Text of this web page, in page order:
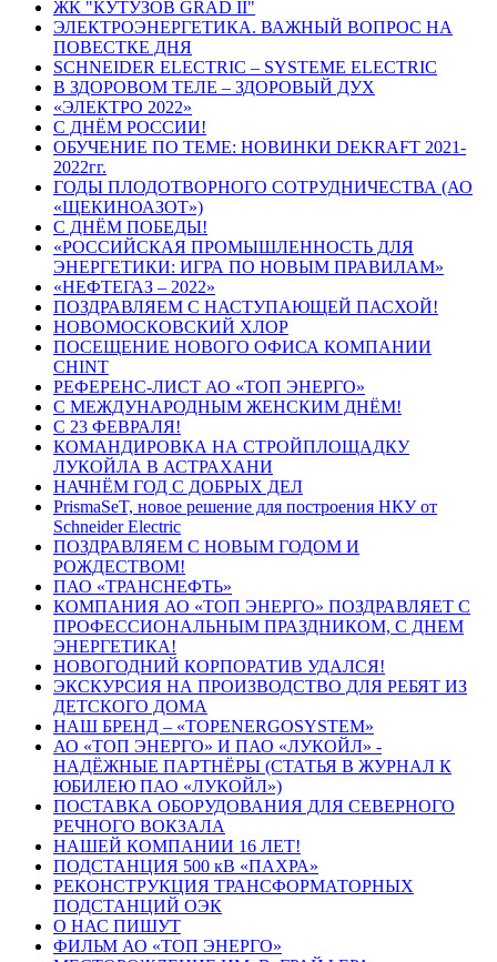
ЖК "КУТУЗОВ GRAD II"
ЭЛЕКТРОЭНЕРГЕТИКА. ВАЖНЫЙ ВОПРОС НА
ПОВЕСТКЕ ДНЯ
SCHNEIDER ELECTRIC – SYSTEME ELECTRIC
В ЗДОРОВОМ ТЕЛЕ – ЗДОРОВЫЙ ДУХ
«ЭЛЕКТРО 2022»
С ДНЁМ РОССИИ!
ОБУЧЕНИЕ ПО ТЕМЕ: НОВИНКИ DEKRAFT 2021-
2022гг.
ГОДЫ ПЛОДОТВОРНОГО СОТРУДНИЧЕСТВА (АО
«ЩЕКИНОАЗОТ»)
С ДНЁМ ПОБЕДЫ!
«РОССИЙСКАЯ ПРОМЫШЛЕННОСТЬ ДЛЯ
ЭНЕРГЕТИКИ: ИГРА ПО НОВЫМ ПРАВИЛАМ»
«НЕФТЕГАЗ – 2022»
ПОЗДРАВЛЯЕМ С НАСТУПАЮЩЕЙ ПАСХОЙ!
НОВОМОСКОВСКИЙ ХЛОР
ПОСЕЩЕНИЕ НОВОГО ОФИСА КОМПАНИИ
CHINT
РЕФЕРЕНС-ЛИСТ АО «ТОП ЭНЕРГО»
С МЕЖДУНАРОДНЫМ ЖЕНСКИМ ДНЁМ!
С 23 ФЕВРАЛЯ!
КОМАНДИРОВКА НА СТРОЙПЛОЩАДКУ
ЛУКОЙЛА В АСТРАХАНИ
НАЧНЁМ ГОД С ДОБРЫХ ДЕЛ
PrismaSeT, новое решение для построения НКУ от
Schneider Electric
ПОЗДРАВЛЯЕМ С НОВЫМ ГОДОМ И
РОЖДЕСТВОМ!
ПАО «ТРАНСНЕФТЬ»
КОМПАНИЯ АО «ТОП ЭНЕРГО» ПОЗДРАВЛЯЕТ С
ПРОФЕССИОНАЛЬНЫМ ПРАЗДНИКОМ, С ДНЕМ
ЭНЕРГЕТИКА!
НОВОГОДНИЙ КОРПОРАТИВ УДАЛСЯ!
ЭКСКУРСИЯ НА ПРОИЗВОДСТВО ДЛЯ РЕБЯТ ИЗ
ДЕТСКОГО ДОМА
НАШ БРЕНД – «TOPENERGOSYSTEM»
АО «ТОП ЭНЕРГО» И ПАО «ЛУКОЙЛ» -
НАДЁЖНЫЕ ПАРТНЁРЫ (СТАТЬЯ В ЖУРНАЛ К
ЮБИЛЕЮ ПАО «ЛУКОЙЛ»)
ПОСТАВКА ОБОРУДОВАНИЯ ДЛЯ СЕВЕРНОГО
РЕЧНОГО ВОКЗАЛА
НАШЕЙ КОМПАНИИ 16 ЛЕТ!
ПОДСТАНЦИЯ 500 кВ «ПАХРА»
РЕКОНСТРУКЦИЯ ТРАНСФОРМАТОРНЫХ
ПОДСТАНЦИЙ ОЭК
О НАС ПИШУТ
ФИЛЬМ АО «ТОП ЭНЕРГО»